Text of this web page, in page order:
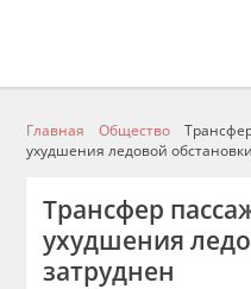
Главная Общество
ухудшения ледовой
Трансфер
ухудшения
затруднен